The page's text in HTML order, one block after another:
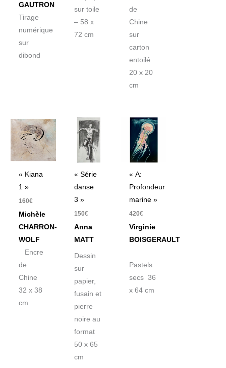
GAUTRON
Tirage
numérique
sur
dibond
sur toile
– 58 x
72 cm
de
Chine
sur
carton
entoilé
20 x 20
cm
« Kiana
1 »
160€
Michèle
CHARRON-
WOLF
Encre
de
Chine
32 x 38
cm
« Série
danse
3 »
150€
Anna
MATT
Dessin
sur
papier,
fusain et
pierre
noire au
format
50 x 65
cm
« A:
Profondeur
marine »
420€
Virginie
BOISGERAULT
Pastels
secs 36
x 64 cm